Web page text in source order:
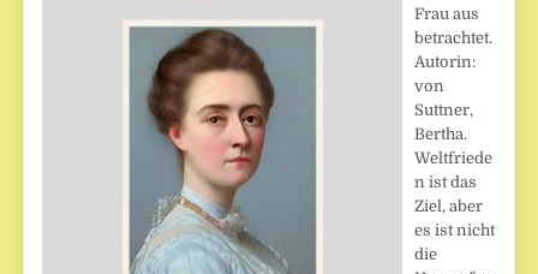
Frau aus
betrachtet.
Autorin:
von
Suttner,
Bertha.
Weltfriede
n ist das
Ziel, aber
es ist nicht
die